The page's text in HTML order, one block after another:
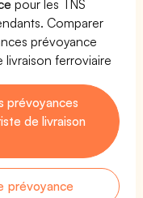
pour les TNS
Comparer
prévoyance
livraison ferroviaire
prévoyances
de livraison
prévoyance